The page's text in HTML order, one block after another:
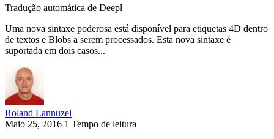
Tradução automática de Deepl
Uma nova sintaxe poderosa está disponível para etiquetas 4D dentro
de textos e Blobs a serem processados. Esta nova sintaxe é
suportada em dois casos...
Roland Lannuzel
Maio 25, 2016 1 Tempo de leitura